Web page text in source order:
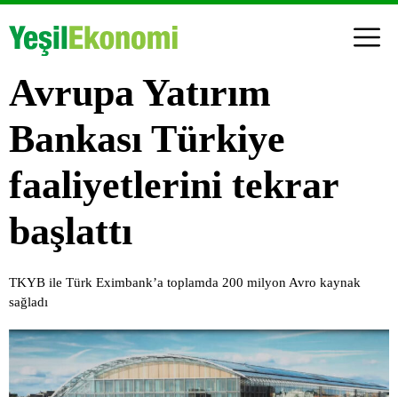
Avrupa Yatırım
Bankası Türkiye
faaliyetlerini tekrar
başlattı
TKYB ile Türk Eximbank’a toplamda 200 milyon Avro kaynak
sağladı